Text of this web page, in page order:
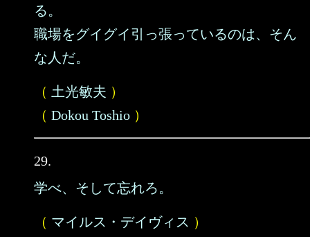
る。
職場をグイグイ引っ張っているのは、そん
な人だ。
（ 土光敏夫 ）
（ Dokou Toshio ）
29.
学べ、そして忘れろ。
（ マイルス・デイヴィス ）